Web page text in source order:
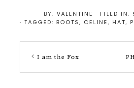
BY: VALENTINE · FILED IN:
· TAGGED: BOOTS, CELINE, HAT,
I am the Fox